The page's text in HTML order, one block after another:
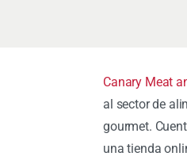
Canary Meat
al sector de
gourmet.
una tienda